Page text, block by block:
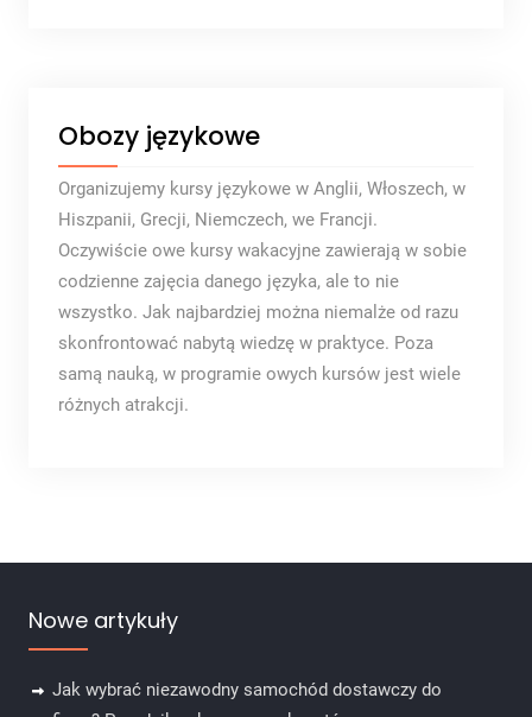
Obozy językowe
Organizujemy kursy językowe w Anglii, Włoszech, w
Hiszpanii, Grecji, Niemczech, we Francji.
Oczywiście owe kursy wakacyjne zawierają w sobie
codzienne zajęcia danego języka, ale to nie
wszystko. Jak najbardziej można niemalże od razu
skonfrontować nabytą wiedzę w praktyce. Poza
samą nauką, w programie owych kursów jest wiele
różnych atrakcji.
Nowe artykuły
Jak wybrać niezawodny samochód dostawczy do